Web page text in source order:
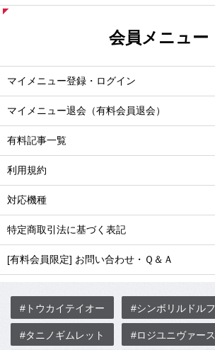
会員メニュー
マイメニュー登録・ログイン
マイメニュー退会（有料会員退会）
有料記事一覧
利用規約
対応機種
特定商取引法に基づく表記
[有料会員限定] お問い合わせ・Ｑ＆Ａ
#トウカイテイオー #シンボリルドルフ
#タニノギムレット #ロジユニヴァース